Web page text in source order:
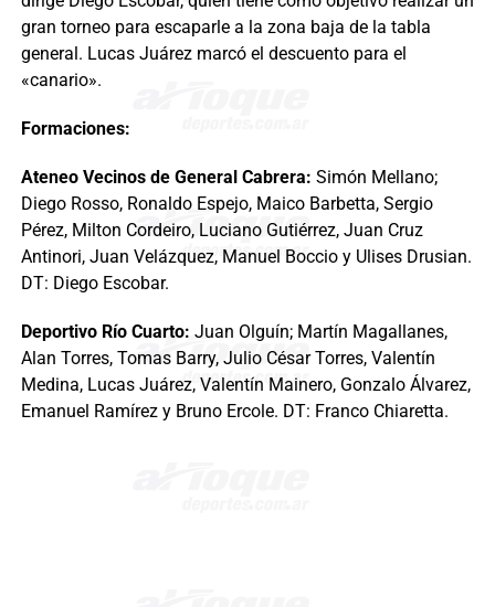
gran torneo para escaparle a la zona baja de la tabla
general. Lucas Juárez marcó el descuento para el
«canario».
Formaciones:
Ateneo Vecinos de General Cabrera: Simón Mellano;
Diego Rosso, Ronaldo Espejo, Maico Barbetta, Sergio
Pérez, Milton Cordeiro, Luciano Gutiérrez, Juan Cruz
Antinori, Juan Velázquez, Manuel Boccio y Ulises Drusian.
DT: Diego Escobar.
Deportivo Río Cuarto: Juan Olguín; Martín Magallanes,
Alan Torres, Tomas Barry, Julio César Torres, Valentín
Medina, Lucas Juárez, Valentín Mainero, Gonzalo Álvarez,
Emanuel Ramírez y Bruno Ercole. DT: Franco Chiaretta.